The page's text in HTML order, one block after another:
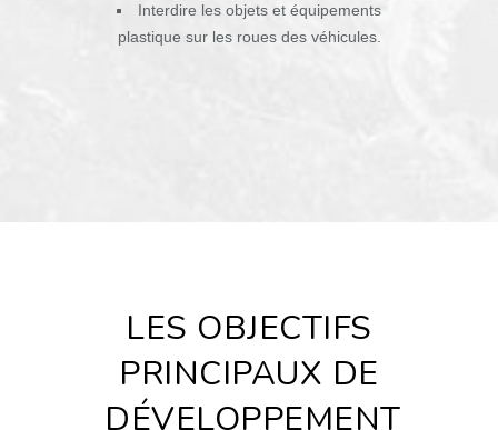
Interdire les objets et équipements
plastique sur les roues des véhicules.
LES OBJECTIFS
PRINCIPAUX DE
DÉVELOPPEMENT